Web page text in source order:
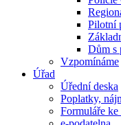
Pilotní
Dům s
Vzpomínáme
Úřad
Úřední deska
Poplatky,
Formuláře ke